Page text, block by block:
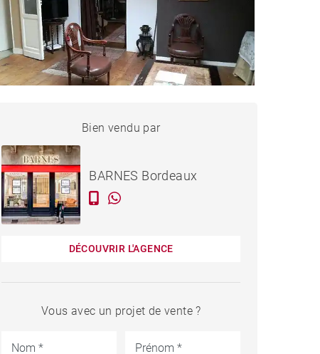
APPARTEMENT BORDEAUX
- 60 M²
Bien vendu par
BARNES Bordeaux
DÉCOUVRIR L'AGENCE
Vous avec un projet de vente ?